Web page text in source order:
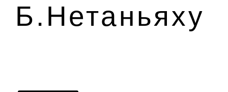
Б.Нетаньяху